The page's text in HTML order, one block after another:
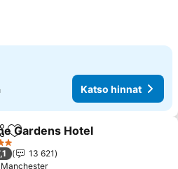
Katso hinnat
Lisää suosikkeihin
Gardens Hotel
13 621
Manchester